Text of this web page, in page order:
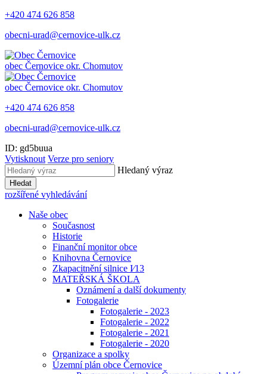
+420 474 626 858
obecni-urad@cernovice-ulk.cz
obec Černovice okr. Chomutov
obec Černovice okr. Chomutov
+420 474 626 858
obecni-urad@cernovice-ulk.cz
ID: gd5buua
Vytisknout Verze pro seniory
Hledaný výraz
Hledat
rozšířené vyhledávání
Naše obec
Současnost
Historie
Finanční monitor obce
Knihovna Černovice
Zkapacitnění silnice I⁄13
MATEŘSKÁ ŠKOLA
Oznámení a další dokumenty
Fotogalerie
Fotogalerie - 2023
Fotogalerie - 2022
Fotogalerie - 2021
Fotogalerie - 2020
Organizace a spolky
Územní plán obce Černovice